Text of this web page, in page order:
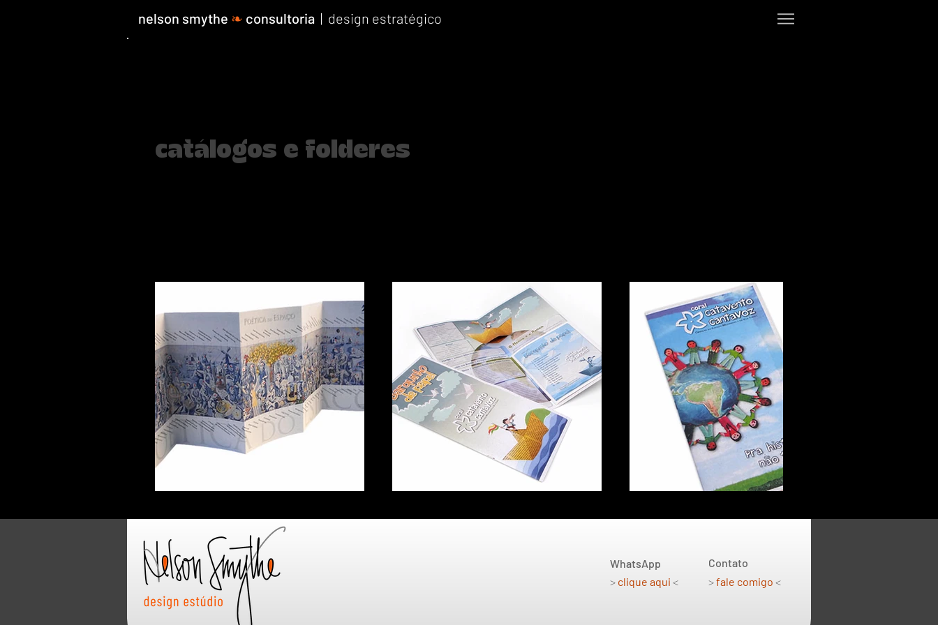
nelson smythe ❧ consultoria | design estratégico
catálogos e folderes
WhatsApp
> clique aqui <
Contato
>fale comigo <